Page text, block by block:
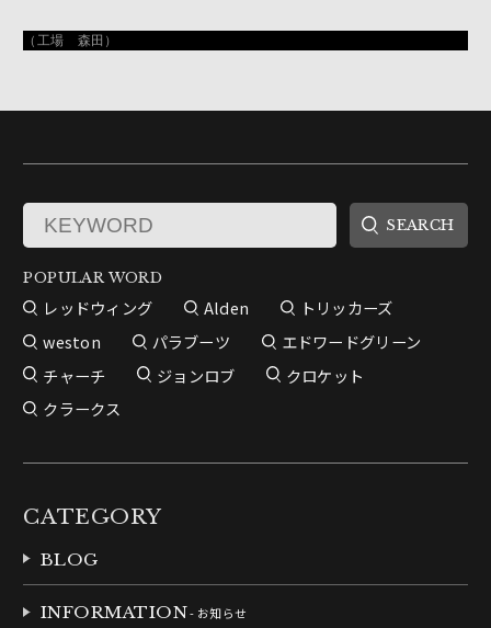
（工場 森田）
POPULAR WORD
レッドウィング Alden
トリッカーズ
weston
パラブーツ
エドワードグリーン
チャーチ
ジョンロブ
クロケット
クラークス
CATEGORY
BLOG
INFORMATION- お知らせ